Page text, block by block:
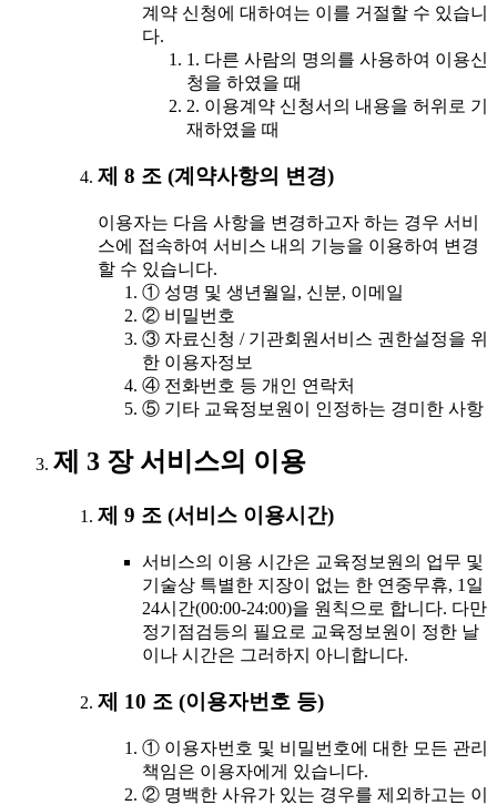
계약 신청에 대하여는 이를 거절할 수 있습니
다.
1. 다른 사람의 명의를 사용하여 이용신
청을 하였을 때
2. 이용계약 신청서의 내용을 허위로 기
재하였을 때
제 8 조 (계약사항의 변경)
이용자는 다음 사항을 변경하고자 하는 경우 서비
스에 접속하여 서비스 내의 기능을 이용하여 변경
할 수 있습니다.
① 성명 및 생년월일, 신분, 이메일
② 비밀번호
③ 자료신청 / 기관회원서비스 권한설정을 위
한 이용자정보
④ 전화번호 등 개인 연락처
⑤ 기타 교육정보원이 인정하는 경미한 사항
제 3 장 서비스의 이용
제 9 조 (서비스 이용시간)
서비스의 이용 시간은 교육정보원의 업무 및
기술상 특별한 지장이 없는 한 연중무휴, 1일
24시간(00:00-24:00)을 원칙으로 합니다. 다만
정기점검등의 필요로 교육정보원이 정한 날
이나 시간은 그러하지 아니합니다.
제 10 조 (이용자번호 등)
① 이용자번호 및 비밀번호에 대한 모든 관리
책임은 이용자에게 있습니다.
② 명백한 사유가 있는 경우를 제외하고는 이